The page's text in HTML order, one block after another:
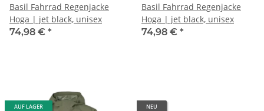
Basil Fahrrad Regenjacke
Hoga | jet black, unisex
74,98 € *
Basil Fahrrad Regenjacke
Hoga | jet black, unisex
74,98 € *
AUF LAGER NEU